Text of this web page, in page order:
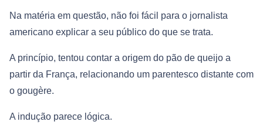
Na matéria em questão, não foi fácil para o jornalista
americano explicar a seu público do que se trata.
A princípio, tentou contar a origem do pão de queijo a
partir da França, relacionando um parentesco distante com
o gougère.
A indução parece lógica.